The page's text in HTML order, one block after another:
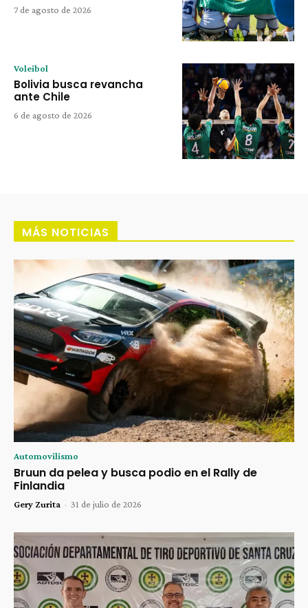
7 de agosto de 2026
Voleibol
Bolivia busca revancha
ante Chile
6 de agosto de 2026
MÁS NOTICIAS
Automovilismo
Bruun da pelea y busca podio en el Rally de
Finlandia
Gery Zurita - 31 de julio de 2026